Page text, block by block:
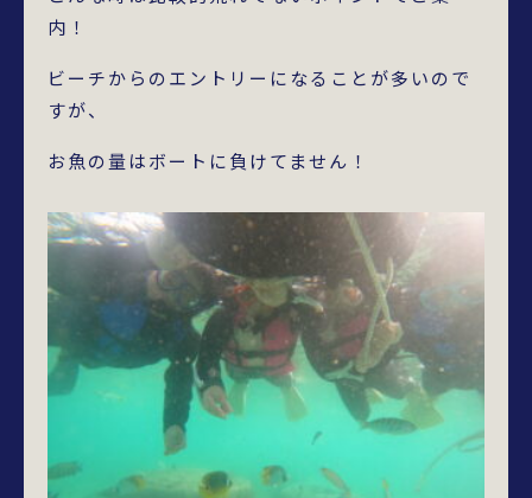
内！
ビーチからのエントリーになることが多いので
すが、
お魚の量はボートに負けてません！